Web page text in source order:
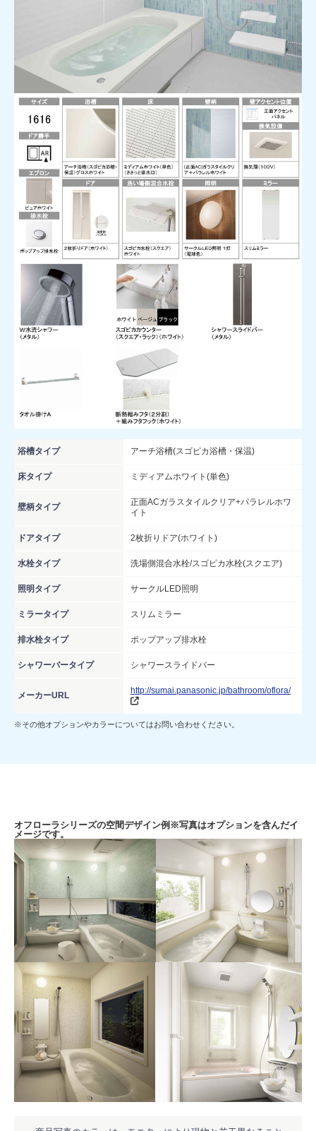
浴槽タイプ アーチ浴槽(スゴピカ浴槽・保温)
床タイプ ミディアムホワイト(単色)
壁柄タイプ
正面ACガラスタイルクリア+パラレルホワ
イト
ドアタイプ 2枚折りドア(ホワイト)
水栓タイプ 洗場側混合水栓/スゴピカ水栓(スクエア)
照明タイプ サークルLED照明
ミラータイプ スリムミラー
排水栓タイプ ポップアップ排水栓
シャワーバータイプ シャワースライドバー
メーカーURL http://sumai.panasonic.jp/bathroom/oflora/
※その他オプションやカラーについてはお問い合わせください。
オフローラシリーズの空間デザイン例※写真はオプションを含んだイ
メージです。